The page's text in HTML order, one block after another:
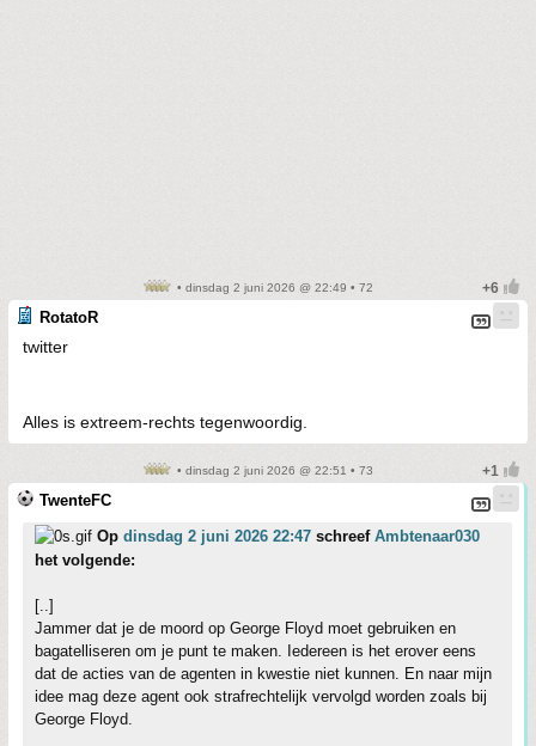
• dinsdag 2 juni 2026 @ 22:49 • 72
RotatoR
twitter
Alles is extreem-rechts tegenwoordig.
• dinsdag 2 juni 2026 @ 22:51 • 73
TwenteFC
Op dinsdag 2 juni 2026 22:47 schreef Ambtenaar030
het volgende:
[..]
Jammer dat je de moord op George Floyd moet gebruiken en
bagatelliseren om je punt te maken. Iedereen is het erover eens
dat de acties van de agenten in kwestie niet kunnen. En naar mijn
idee mag deze agent ook strafrechtelijk vervolgd worden zoals bij
George Floyd.